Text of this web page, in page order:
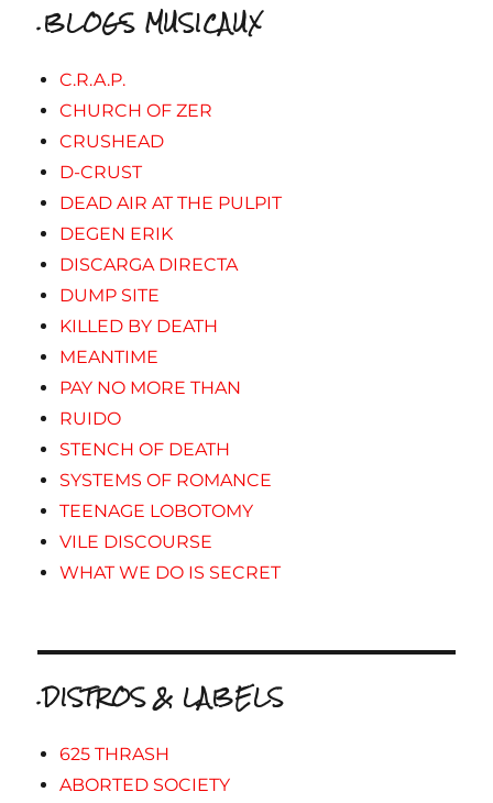
.BLOGS MUSICAUX
C.R.A.P.
CHURCH OF ZER
CRUSHEAD
D-CRUST
DEAD AIR AT THE PULPIT
DEGEN ERIK
DISCARGA DIRECTA
DUMP SITE
KILLED BY DEATH
MEANTIME
PAY NO MORE THAN
RUIDO
STENCH OF DEATH
SYSTEMS OF ROMANCE
TEENAGE LOBOTOMY
VILE DISCOURSE
WHAT WE DO IS SECRET
.DISTROS & LABELS
625 THRASH
ABORTED SOCIETY